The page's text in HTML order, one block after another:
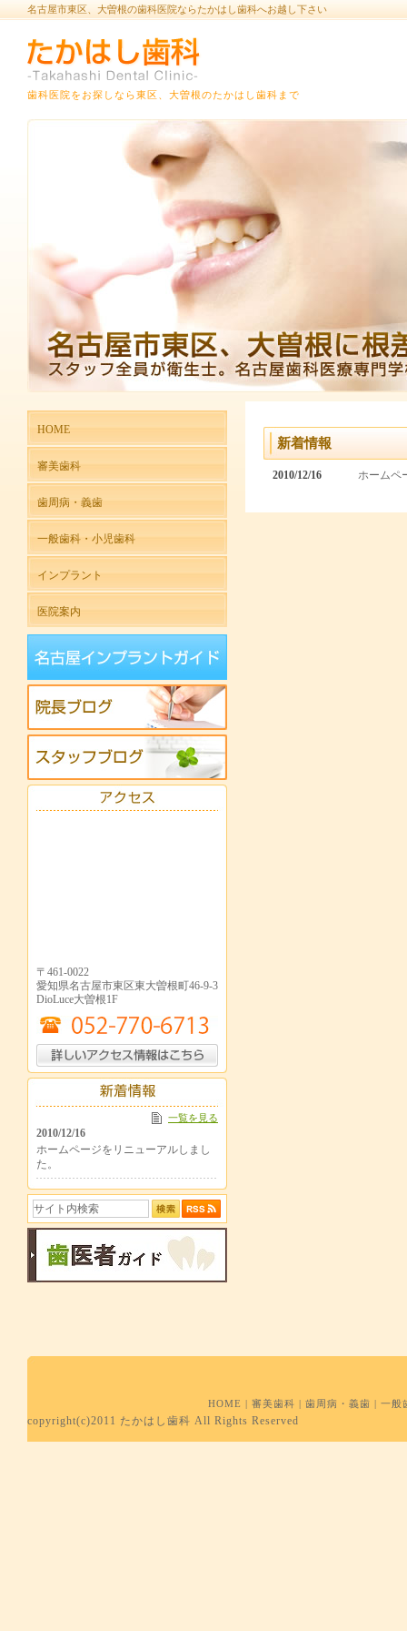
名古屋市東区、大曽根の歯科医院ならたかはし歯科へお越し下さい
歯科医院をお探しなら東区、大曽根のたかはし歯科まで
新着情報
2010/12/16 ホームペ
HOME
審美歯科
歯周病・義歯
一般歯科・小児歯科
インプラント
医院案内
〒461-0022
愛知県名古屋市東区東大曽根町46-9-3
DioLuce大曽根1F
一覧を見る
2010/12/16
ホームページをリニューアルしまし
た。
HOME | 審美歯科 | 歯周病・義歯 | 一般
copyright(c)2011 たかはし歯科 All Rights Reserved